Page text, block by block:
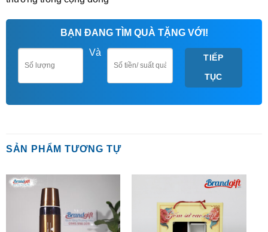
BẠN ĐANG TÌM QUÀ TẶNG VỚI!
Và
TIẾP
TỤC
SẢN PHẨM TƯƠNG TỰ